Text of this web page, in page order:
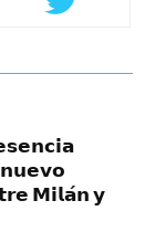
𝗻𝘂𝗲𝘃𝗼
𝗠𝗶𝗹𝗮́𝗻 𝘆